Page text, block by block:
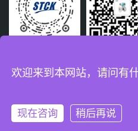
欢迎来到本网站，请问有
现在咨询 稍后再说